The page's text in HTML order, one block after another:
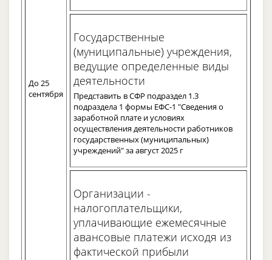
До 25
сентября
Государственные
(муниципальные) учреждения,
ведущие определенные виды
деятельности
Представить в СФР подраздел 1.3
подраздела 1 формы ЕФС-1 "Сведения о
заработной плате и условиях
осуществления деятельности работников
государственных (муниципальных)
учреждений" за август 2025 г
Организации -
налогоплательщики,
уплачивающие ежемесячные
авансовые платежи исходя из
фактической прибыли